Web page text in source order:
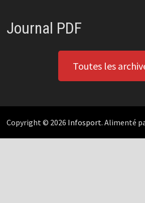
Journal PDF
Toutes les
Copyright © 2026 Infosport. Alimenté